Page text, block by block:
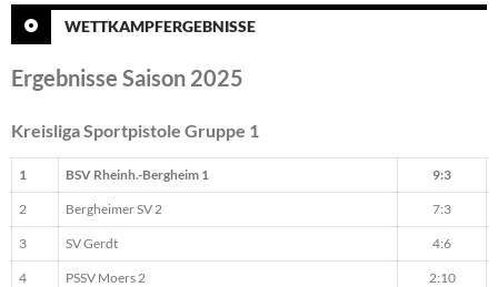
WETTKAMPFERGEBNISSE
Ergebnisse Saison 2025
Kreisliga Sportpistole Gruppe 1
1 BSV Rheinh.-Bergheim 1 9:3
2 Bergheimer SV 2 7:3
3 SV Gerdt 4:6
4 PSSV Moers 2 2:10